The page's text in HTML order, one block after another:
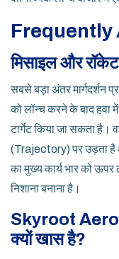
Frequently
मिसाइल और
सबसे बड़ा अंतर मार्गदर्शन
को लॉन्च करने के बाद हवा
टार्गेट किया जा सकता है।
(Trajectory) पर उड़ता है
का मुख्य कार्य भार को ऊपर
निशाना बनाना है।
Skyroot
क्यों खास है?